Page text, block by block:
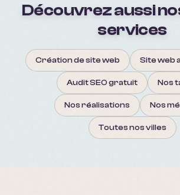
Découvrez aussi
services
Création de site web Site web
Audit SEO gratuit Nos
Nos réalisations Nos
Toutes nos villes